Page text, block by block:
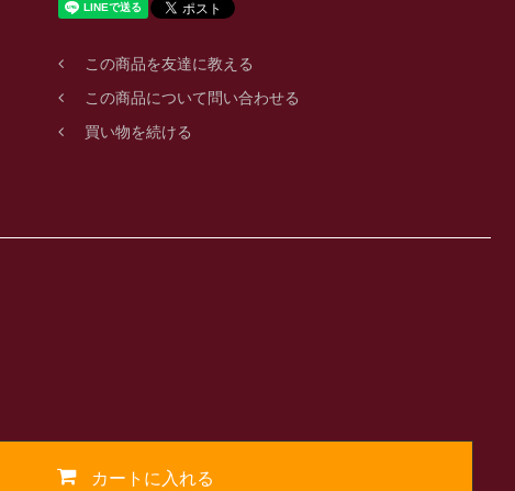
この商品を友達に教える
この商品について問い合わせる
買い物を続ける
カートに入れる